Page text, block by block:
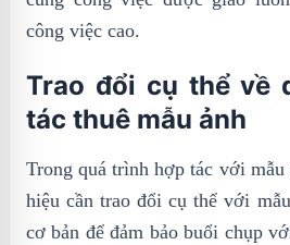
công việc cao.
Trao đổi cụ thể về
tác thuê mẫu ảnh
Trong quá trình hợp tác với mẫu
hiệu cần trao đổi cụ thể với
cơ bản để đảm bảo buổi chụp